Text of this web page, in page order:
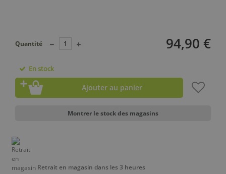
94,90 €
Quantité
En stock
Ajouter au panier
Montrer le stock des magasins
Retrait en magasin dans les 3 heures